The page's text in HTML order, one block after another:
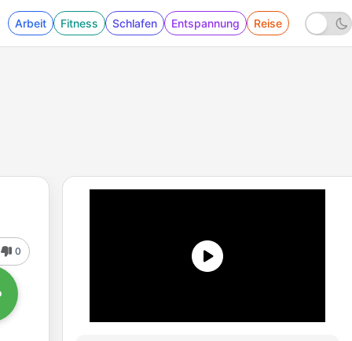
Arbeit Fitness Schlafen Entspannung Reise
0